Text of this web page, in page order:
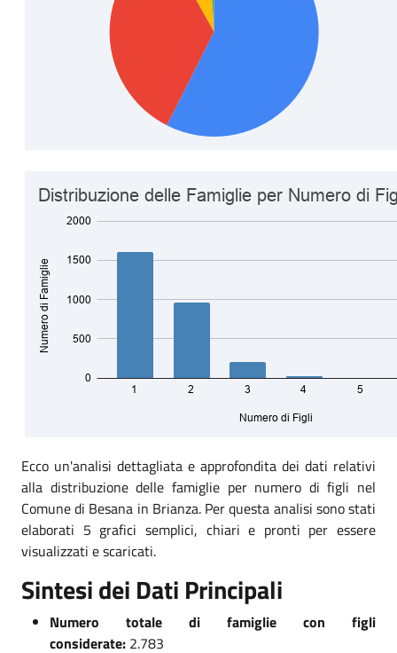
Ecco un'analisi dettagliata e approfondita dei dati relativi
alla distribuzione delle famiglie per numero di figli nel
Comune di Besana in Brianza. Per questa analisi sono stati
elaborati 5 grafici semplici, chiari e pronti per essere
visualizzati e scaricati.
Sintesi dei Dati Principali
Numero totale di famiglie con figli
considerate: 2.783